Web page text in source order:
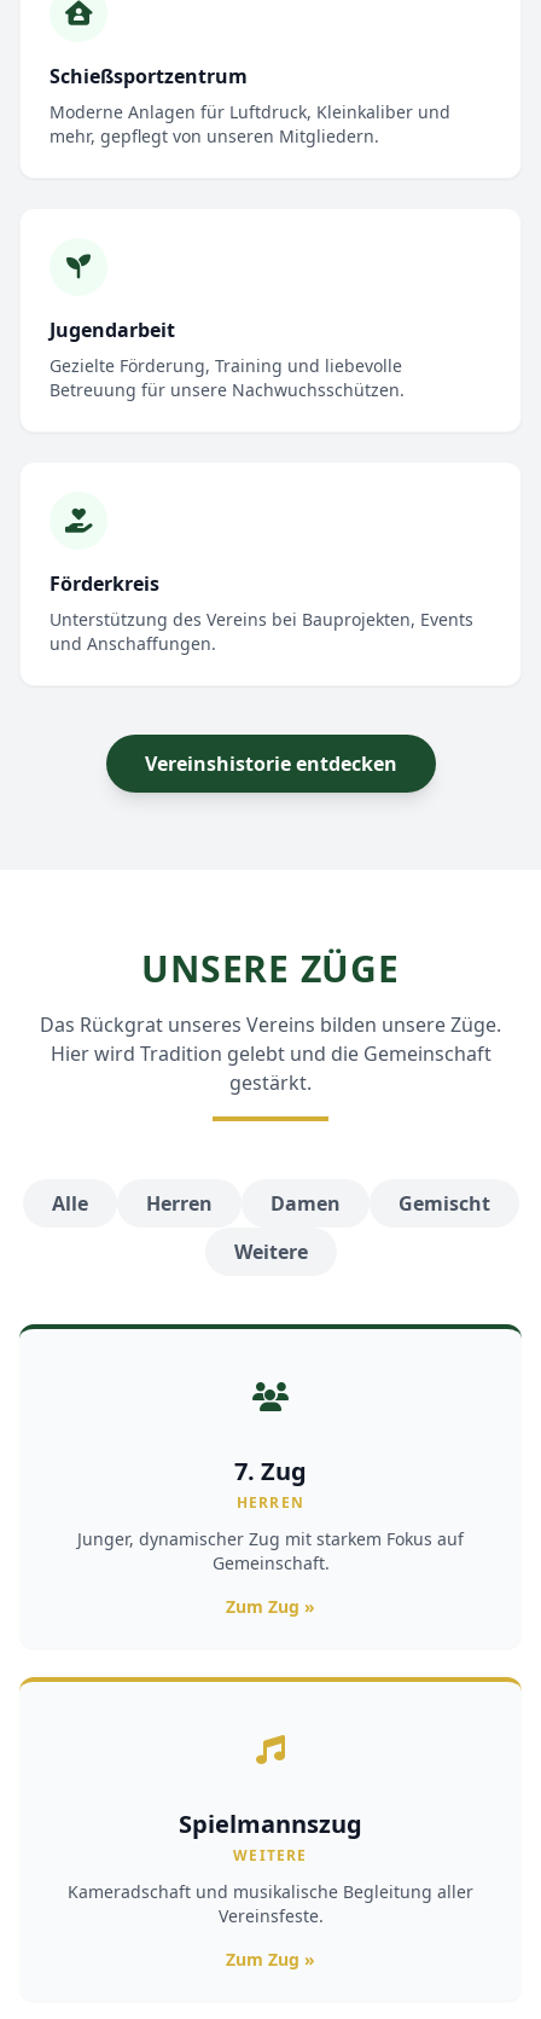
Schießsportzentrum
Moderne Anlagen für Luftdruck, Kleinkaliber und
mehr, gepflegt von unseren Mitgliedern.
Jugendarbeit
Gezielte Förderung, Training und liebevolle
Betreuung für unsere Nachwuchsschützen.
Förderkreis
Unterstützung des Vereins bei Bauprojekten, Events
und Anschaffungen.
Vereinshistorie entdecken
UNSERE ZÜGE
Das Rückgrat unseres Vereins bilden unsere Züge.
Hier wird Tradition gelebt und die Gemeinschaft
gestärkt.
Alle Herren Damen
Gemischt
Weitere
7. Zug
HERREN
Junger, dynamischer Zug mit starkem Fokus auf
Gemeinschaft.
Zum Zug »
Spielmannszug
WEITERE
Kameradschaft und musikalische Begleitung aller
Vereinsfeste.
Zum Zug »